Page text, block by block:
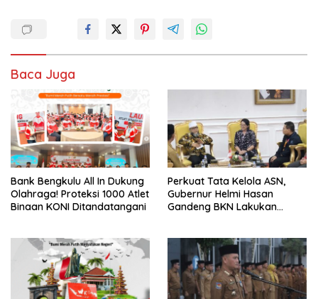
Baca Juga
Bank Bengkulu All In Dukung
Olahraga! Proteksi 1000 Atlet
Binaan KONI Ditandatangani
Perkuat Tata Kelola ASN,
Gubernur Helmi Hasan
Gandeng BKN Lakukan